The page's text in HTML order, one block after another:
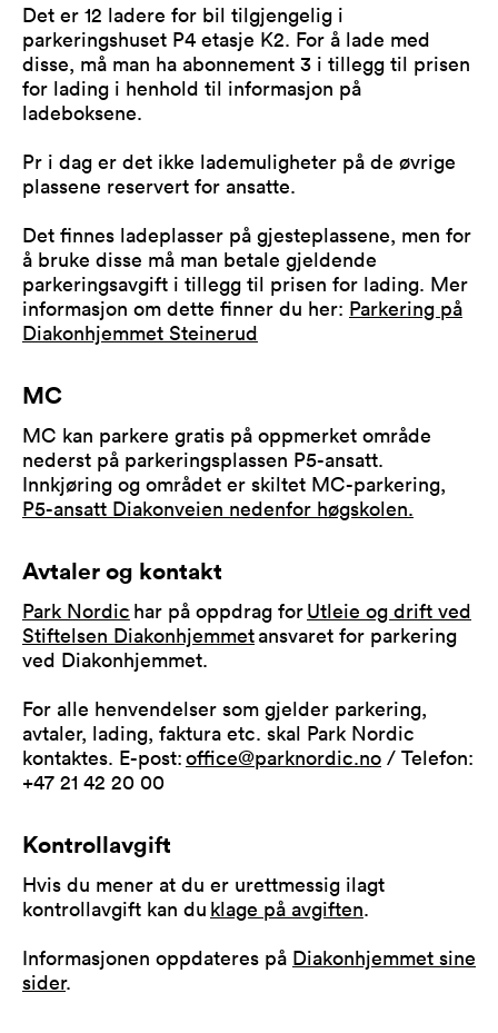
Det er 12 ladere for bil tilgjengelig i
parkeringshuset P4 etasje K2. For å lade med
disse, må man ha abonnement 3 i tillegg til prisen
for lading i henhold til informasjon på
ladeboksene.
Pr i dag er det ikke lademuligheter på de øvrige
plassene reservert for ansatte.
Det finnes ladeplasser på gjesteplassene, men for
å bruke disse må man betale gjeldende
parkeringsavgift i tillegg til prisen for lading. Mer
informasjon om dette finner du her: Parkering på
Diakonhjemmet Steinerud
MC
MC kan parkere gratis på oppmerket område
nederst på parkeringsplassen P5-ansatt.
Innkjøring og området er skiltet MC-parkering,
P5-ansatt Diakonveien nedenfor høgskolen.
Avtaler og kontakt
Park Nordic har på oppdrag forUtleie og drift ved
Stiftelsen Diakonhjemmetansvaret for parkering
ved Diakonhjemmet.
For alle henvendelser som gjelder parkering,
avtaler, lading, faktura etc. skal Park Nordic
kontaktes. E-post:office@parknordic.no / Telefon:
+47 21 42 20 00
Kontrollavgift
Hvis du mener at du er urettmessig ilagt
kontrollavgift kan du klage på avgiften.
Informasjonen oppdateres på Diakonhjemmet sine
sider.